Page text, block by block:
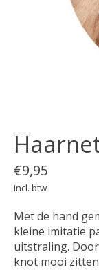
€9,95
Incl. btw
Met de hand
kleine imitatie
uitstraling.
knot mooi